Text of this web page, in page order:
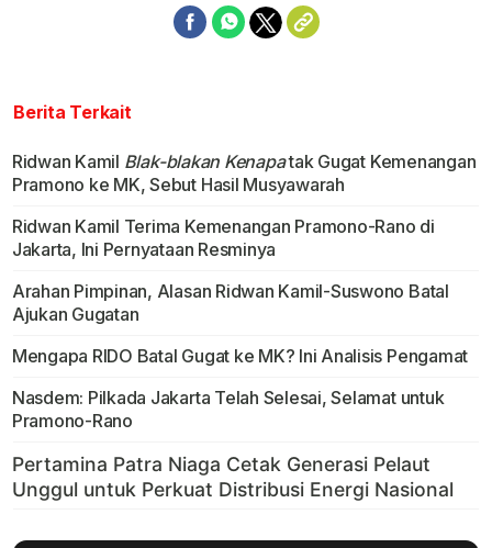
Berita Terkait
Ridwan Kamil Blak-blakan Kenapatak Gugat Kemenangan
Pramono ke MK, Sebut Hasil Musyawarah
Ridwan Kamil Terima Kemenangan Pramono-Rano di
Jakarta, Ini Pernyataan Resminya
Arahan Pimpinan, Alasan Ridwan Kamil-Suswono Batal
Ajukan Gugatan
Mengapa RIDO Batal Gugat ke MK? Ini Analisis Pengamat
Nasdem: Pilkada Jakarta Telah Selesai, Selamat untuk
Pramono-Rano